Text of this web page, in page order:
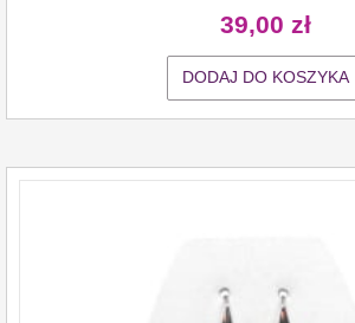
39,00 zł
DODAJ DO KOSZYKA